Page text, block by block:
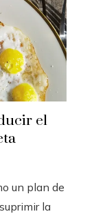
el
un plan de
la